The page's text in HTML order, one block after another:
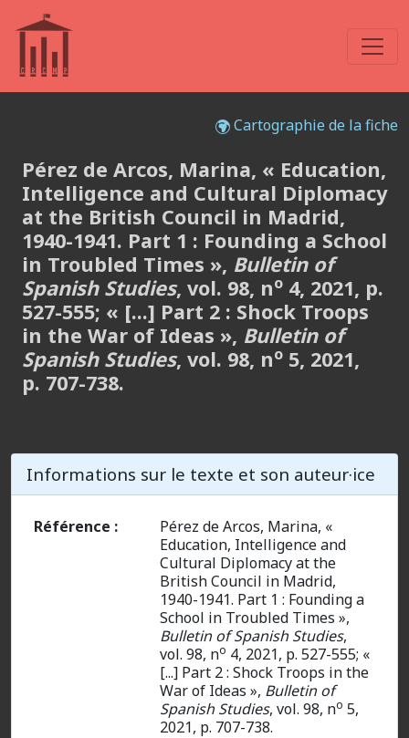
Cartographie de la fiche
Pérez de Arcos, Marina, « Education,
Intelligence and Cultural Diplomacy
at the British Council in Madrid,
1940-1941. Part 1 : Founding a School
in Troubled Times », Bulletin of
Spanish Studies, vol. 98, no 4, 2021, p.
527-555; « [...] Part 2 : Shock Troops
in the War of Ideas », Bulletin of
Spanish Studies, vol. 98, no 5, 2021,
p. 707-738.
Informations sur le texte et son auteur·ice
Référence :
Pérez de Arcos, Marina, «
Education, Intelligence and
Cultural Diplomacy at the
British Council in Madrid,
1940-1941. Part 1 : Founding a
School in Troubled Times »,
Bulletin of Spanish Studies,
vol. 98, no 4, 2021, p. 527-555; «
[...] Part 2 : Shock Troops in the
War of Ideas », Bulletin of
Spanish Studies, vol. 98, no 5,
2021, p. 707-738.